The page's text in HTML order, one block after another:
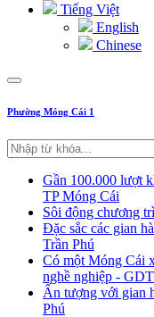
Tiếng Việt
English
Chinese
Phường Móng Cái 1
Gần 100.000 lượt
TP Móng Cái
Sôi động chương
Đặc sắc các gian
Trần Phú
Có một Móng Cái
nghề nghiệp -
Ấn tượng với gian
Phú